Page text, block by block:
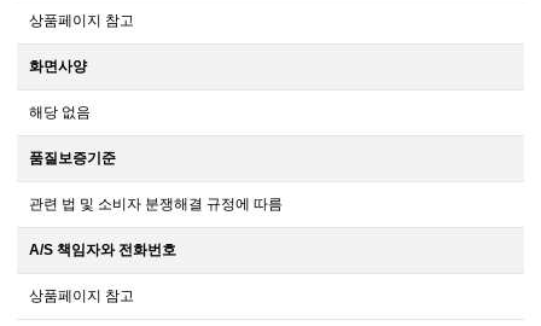
상품페이지 참고
화면사양
해당 없음
품질보증기준
관련 법 및 소비자 분쟁해결 규정에 따름
A/S 책임자와 전화번호
상품페이지 참고